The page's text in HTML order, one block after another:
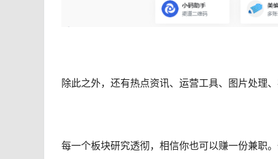
除此之外，还有热点资讯、运营工具、图片处理
每一个板块研究透彻，相信你也可以赚一份兼职。